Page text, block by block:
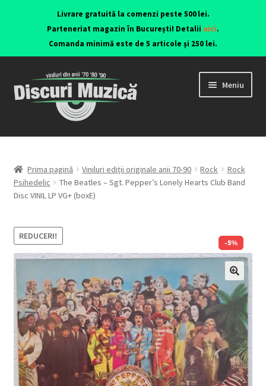
Livrare gratuită la comenzi peste 500 lei.
Parteneriat magazin în București! Detalii aici.
Comanda minimă este de 5 articole și 250 lei.
Meniu
Viniluri ediții originale anii 70-90
CD-uri originale
Contact
Listă produse
Oferta lunii
Contul meu
Prima pagină Viniluri ediții originale anii 70-90 Rock
Rock
Psihedelic
The Beatles – Sgt. Pepper’s Lonely Hearts Club Band
Disc VINIL LP VG+ (boxE)
-5%
REDUCERI!
🔍